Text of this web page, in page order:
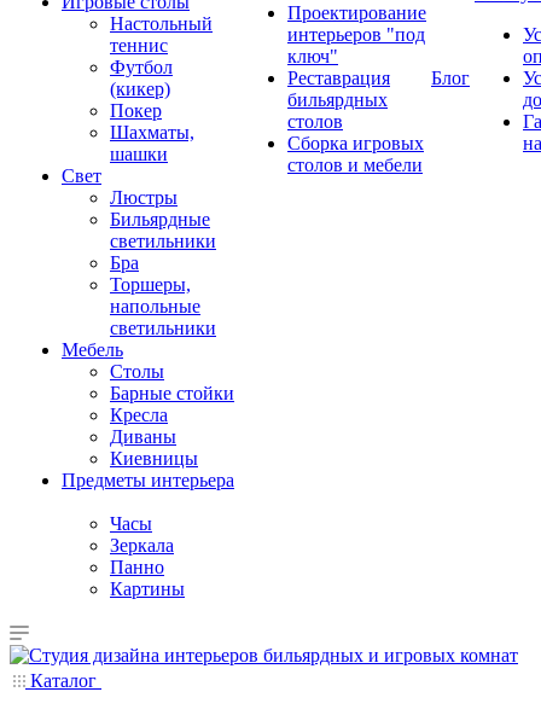
Настольный
теннис
Футбол
(кикер)
Покер
Шахматы,
шашки
Свет
Люстры
Бильярдные
светильники
Бра
Торшеры,
напольные
светильники
Мебель
Столы
Барные стойки
Кресла
Диваны
Киевницы
Предметы интерьера
Часы
Зеркала
Панно
Картины
Проектирование
интерьеров "под
ключ"
Реставрация
бильярдных
столов
Сборка игровых
столов и мебели
Блог
Каталог